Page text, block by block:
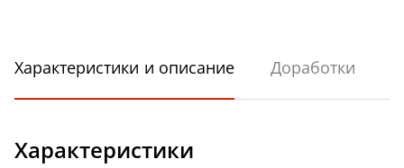
Характеристики и описание Доработки
Характеристики